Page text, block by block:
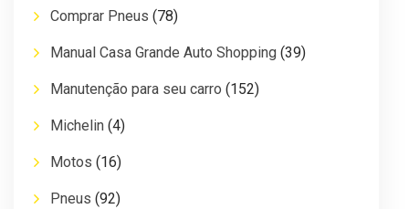
Comprar Pneus (78)
Manual Casa Grande Auto Shopping (39)
Manutenção para seu carro (152)
Michelin (4)
Motos (16)
Pneus (92)